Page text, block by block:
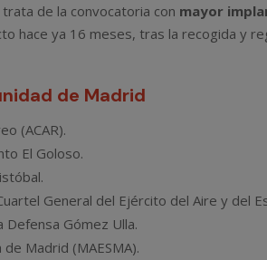
de la convocatoria con mayor
hace ya 16 meses, tras la recogida y
de Madrid
(ACAR).
El Goloso.
General del Ejército del Aire y del
Defensa Gómez Ulla.
Madrid (MAESMA).